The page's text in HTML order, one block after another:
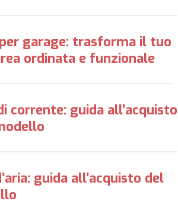
garage: trasforma il tuo
ordinata e funzionale
corrente: guida all’acquisto
guida all’acquisto del